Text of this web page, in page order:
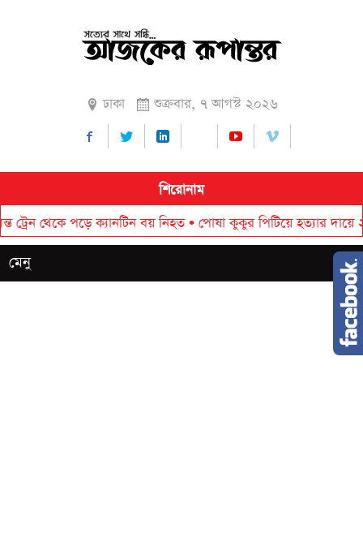
ঢাকা শুক্রবার, ৭ আগস্ট ২০২৬
শিরোনাম
পড়ে ক্যানটিন বয় নিহত•পোষা কুকুর পিটিয়ে হত্যার দায়ে ২০
মেনু